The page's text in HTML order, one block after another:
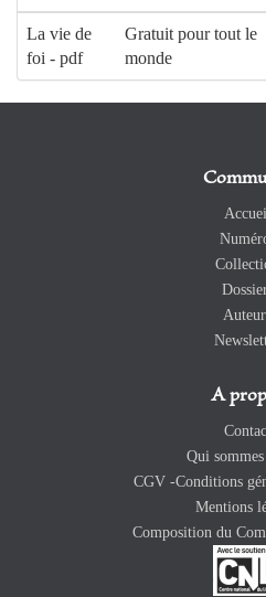
La vie de
foi - pdf
Gratuit pour tout le
monde
A
Qui
CGV -Conditions
Mentions
Composition du